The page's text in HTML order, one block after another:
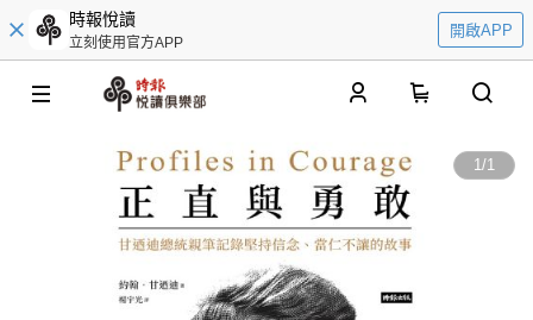
時報悅讀
立刻使用官方APP
開啟APP
1/1